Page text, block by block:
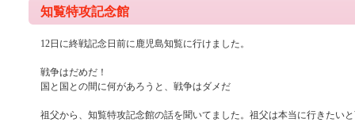
知覧特攻記念館
12日に終戦記念日前に鹿児島知覧に行けました。
戦争はだめだ！
国と国との間に何があろうと、戦争はダメだ
祖父から、知覧特攻記念館の話を聞いてました。祖父は本当に行きたい